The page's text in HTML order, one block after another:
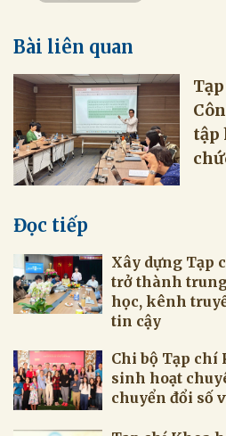
Bài liên quan
tập
Đọc tiếp
Xây dựng Tạp
trở thành
học, kênh
tin cậy
Chi bộ Tạp chí
sinh hoạt
chuyển đổi số